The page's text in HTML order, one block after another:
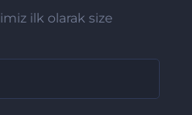
ilk olarak size